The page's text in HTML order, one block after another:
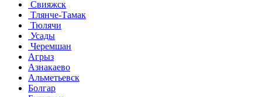
Свияжск
Тлянче-Тамак
Тюлячи
Усады
Черемшан
Агрыз
Азнакаево
Альметьевск
Болгар